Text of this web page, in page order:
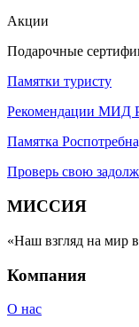
Акции
Подарочные
Памятки туристу
Рекомендации МИД
Памятка
Проверь свою
МИССИЯ
«Наш взгляд на мир
Компания
О нас